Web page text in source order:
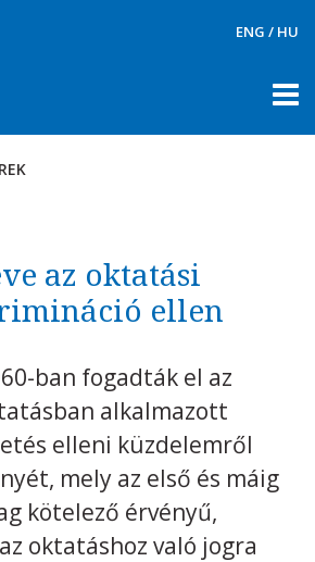
ENG / HU
HÍREK
minket unescohungary
az oktatási
ellen
ban fogadták el az
alkalmazott
elleni küzdelemről
mely az első és máig
kötelező érvényű,
oktatáshoz való jogra